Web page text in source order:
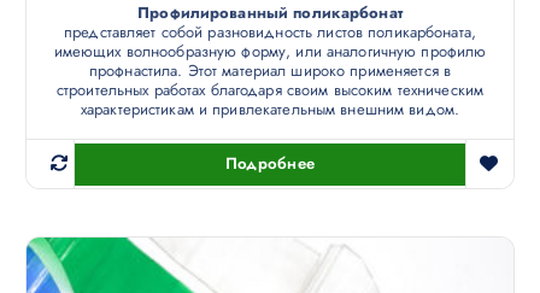
Профилированный поликарбонат
представляет собой разновидность листов поликарбоната,
имеющих волнообразную форму, или аналогичную профилю
профнастила. Этот материал широко применяется в
строительных работах благодаря своим высоким техническим
характеристикам и привлекательным внешним видом.
Подробнее